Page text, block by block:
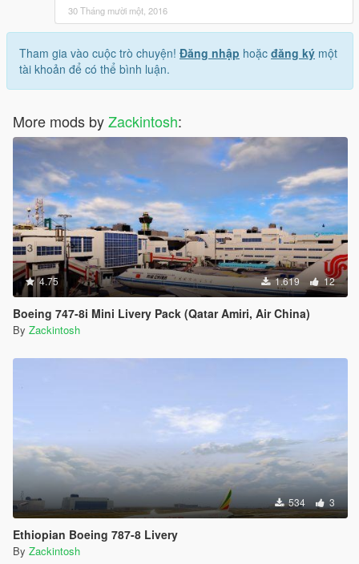
30 Tháng mười một, 2016
Tham gia vào cuộc trò chuyện! Đăng nhập hoặc đăng ký một
tài khoản để có thể bình luận.
More mods byZackintosh:
4.75 1.619 12
Boeing 747-8i Mini Livery Pack (Qatar Amiri, Air China)
By Zackintosh
534 3
Ethiopian Boeing 787-8 Livery
By Zackintosh